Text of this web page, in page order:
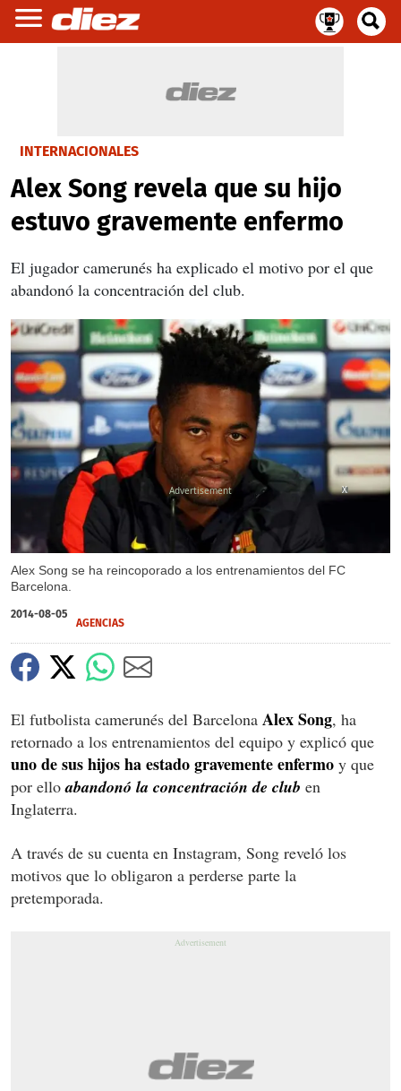
INTERNACIONALES
Alex Song revela que su hijo
estuvo gravemente enfermo
El jugador camerunés ha explicado el motivo por el que
abandonó la concentración del club.
Alex Song se ha reincoporado a los entrenamientos del FC
Barcelona.
X
2014-08-05
AGENCIAS
El futbolista camerunés del Barcelona Alex Song, ha
retornado a los entrenamientos del equipo y explicó que
uno de sus hijos ha estado gravemente enfermo y que
por elloabandonó la concentración de club en
Inglaterra.
A través de su cuenta en Instagram, Song reveló los
motivos que lo obligaron a perderse parte la
pretemporada.